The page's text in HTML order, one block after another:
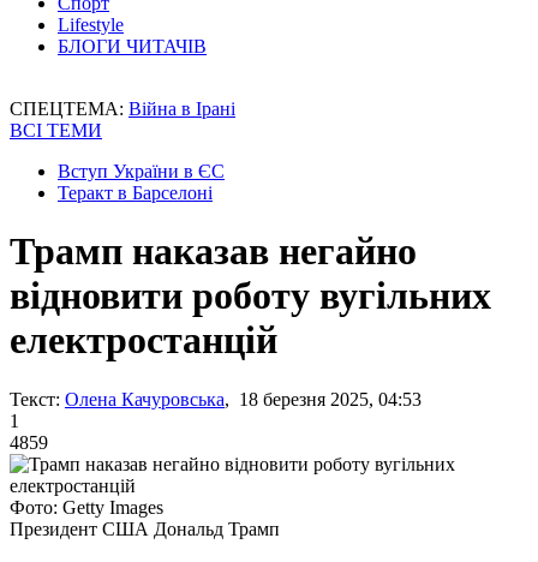
Lifestyle
БЛОГИ ЧИТАЧІВ
СПЕЦТЕМА: Війна в Ірані
ВСІ ТЕМИ
Вступ України в ЄС
Теракт в Барселоні
Трамп наказав негайно
відновити роботу вугільних
електростанцій
Текст: Олена Качуровська, 18 березня 2025, 04:53
1
4859
Фото: Getty Images
Президент США Дональд Трамп